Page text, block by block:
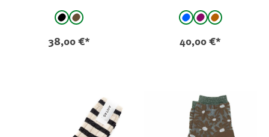
auswählen
schwarz - gestreift
braun - gestreift
38,00 €*
auswählen
blau - gemustert
lila - gemustert
braun -
40,00 €*